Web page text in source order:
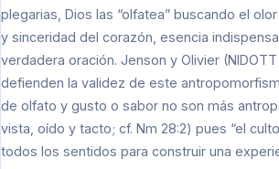
plegarias, Dios las “olfatea” buscando el
y sinceridad del corazón, esencia
verdadera oración. Jenson y Olivier (NIDOTT
defienden la validez de este
de olfato y gusto o sabor no son más
vista, oído y tacto; cf. Nm 28:2) pues “el
todos los sentidos para construir una